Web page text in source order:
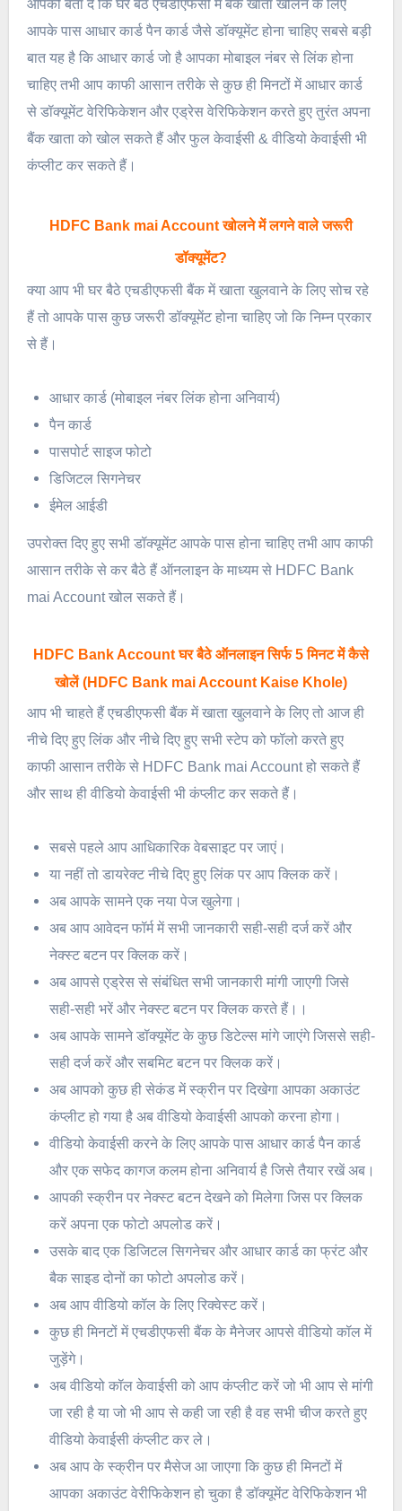
आपको बता दें कि घर बैठे एचडीएफसी में बैंक खाता खोलने के लिए
आपके पास आधार कार्ड पैन कार्ड जैसे डॉक्यूमेंट होना चाहिए सबसे बड़ी
बात यह है कि आधार कार्ड जो है आपका मोबाइल नंबर से लिंक होना
चाहिए तभी आप काफी आसान तरीके से कुछ ही मिनटों में आधार कार्ड
से डॉक्यूमेंट वेरिफिकेशन और एड्रेस वेरिफिकेशन करते हुए तुरंत अपना
बैंक खाता को खोल सकते हैं और फुल केवाईसी & वीडियो केवाईसी भी
कंप्लीट कर सकते हैं।
HDFC Bank mai Account खोलने में लगने वाले जरूरी
डॉक्यूमेंट?
क्या आप भी घर बैठे एचडीएफसी बैंक में खाता खुलवाने के लिए सोच रहे
हैं तो आपके पास कुछ जरूरी डॉक्यूमेंट होना चाहिए जो कि निम्न प्रकार
से हैं।
आधार कार्ड ‌(मोबाइल नंबर लिंक होना अनिवार्य)
पैन कार्ड
पासपोर्ट साइज फोटो
डिजिटल सिगनेचर
ईमेल आईडी
उपरोक्त दिए हुए सभी डॉक्यूमेंट आपके पास होना चाहिए तभी आप काफी
आसान तरीके से कर बैठे हैं ऑनलाइन के माध्यम से HDFC Bank
mai Account खोल सकते हैं।
HDFC Bank Account घर बैठे ऑनलाइन सिर्फ 5 मिनट में कैसे
खोलें (HDFC Bank mai Account Kaise Khole)
आप भी चाहते हैं एचडीएफसी बैंक में खाता खुलवाने के लिए तो आज ही
नीचे दिए हुए लिंक और नीचे दिए हुए सभी स्टेप को फॉलो करते हुए
काफी आसान तरीके से HDFC Bank mai Account हो सकते हैं
और साथ ही वीडियो केवाईसी भी कंप्लीट कर सकते हैं।
सबसे पहले आप आधिकारिक वेबसाइट पर जाएं।
या नहीं तो डायरेक्ट नीचे दिए हुए लिंक पर आप क्लिक करें।
अब आपके सामने एक नया पेज खुलेगा।
अब आप आवेदन फॉर्म में सभी जानकारी सही-सही दर्ज करें और
नेक्स्ट बटन पर क्लिक करें।
अब आपसे एड्रेस से संबंधित सभी जानकारी मांगी जाएगी जिसे
सही-सही भरें और नेक्स्ट बटन पर क्लिक करते हैं।।
अब आपके सामने डॉक्यूमेंट के कुछ डिटेल्स मांगे जाएंगे जिससे सही-
सही दर्ज करें और सबमिट बटन पर क्लिक करें।
अब आपको कुछ ही सेकंड में स्क्रीन पर दिखेगा आपका अकाउंट
कंप्लीट हो गया है अब वीडियो केवाईसी आपको करना होगा।
वीडियो केवाईसी करने के लिए आपके पास आधार कार्ड पैन कार्ड
और एक सफेद कागज कलम होना अनिवार्य है जिसे तैयार रखें अब।
आपकी स्क्रीन पर नेक्स्ट बटन देखने को मिलेगा जिस पर क्लिक
करें अपना एक फोटो अपलोड करें।
उसके बाद एक डिजिटल सिगनेचर और आधार कार्ड का फ्रंट और
बैक साइड दोनों का फोटो अपलोड करें।
अब आप वीडियो कॉल के लिए रिक्वेस्ट करें।
कुछ ही मिनटों में एचडीएफसी बैंक के मैनेजर आपसे वीडियो कॉल में
जुड़ेंगे।
अब वीडियो कॉल केवाईसी को आप कंप्लीट करें जो भी आप से मांगी
जा रही है या जो भी आप से कही जा रही है वह सभी चीज करते हुए
वीडियो केवाईसी कंप्लीट कर ले।
अब आप के स्क्रीन पर मैसेज आ जाएगा कि कुछ ही मिनटों में
आपका अकाउंट वेरीफिकेशन हो चुका है डॉक्यूमेंट वेरिफिकेशन भी